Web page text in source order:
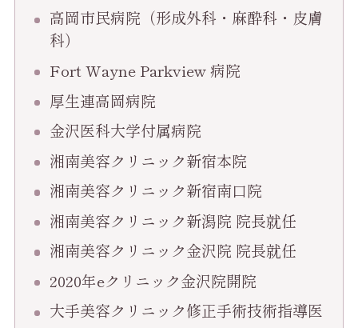
高岡市民病院（形成外科・麻酔科・皮膚
科）
Fort Wayne Parkview 病院
厚生連高岡病院
金沢医科大学付属病院
湘南美容クリニック新宿本院
湘南美容クリニック新宿南口院
湘南美容クリニック新潟院 院長就任
湘南美容クリニック金沢院 院長就任
2020年eクリニック金沢院開院
大手美容クリニック修正手術技術指導医